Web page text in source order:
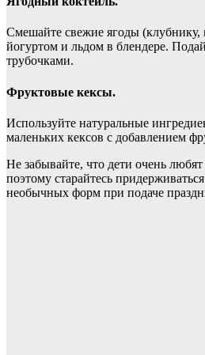
Смешайте свежие ягоды (клубнику,
йогуртом и льдом в блендере.
трубочками.
Фруктовые кексы.
Используйте натуральные
маленьких кексов с добавлением
Не забывайте, что дети очень
поэтому старайтесь
необычных форм при подаче